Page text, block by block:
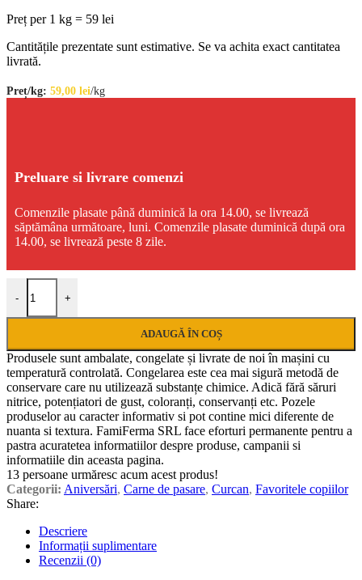
Preț per 1 kg = 59 lei
Cantitățile prezentate sunt estimative. Se va achita exact cantitatea
livrată.
Preț/kg: 59,00 lei/kg
Preluare si livrare comenzi
Comenzile plasate până duminică la ora 14.00, se livrează
săptămâna următoare, luni. Comenzile plasate duminică după ora
14.00, se livrează peste 8 zile.
-
Cantitate Pachet ciorbă curcan
+
ADAUGĂ ÎN COȘ
Produsele sunt ambalate, congelate și livrate de noi în mașini cu
temperatură controlată. Congelarea este cea mai sigură metodă de
conservare care nu utilizează substanțe chimice. Adică fără săruri
nitrice, potențiatori de gust, coloranți, conservanți etc. Pozele
produselor au caracter informativ si pot contine mici diferente de
nuanta si textura. FamiFerma SRL face eforturi permanente pentru a
pastra acuratetea informatiilor despre produse, campanii si
informatiile din aceasta pagina.
13 persoane urmăresc acum acest produs!
Categorii: Aniversări, Carne de pasare, Curcan, Favoritele copiilor
Share:
Descriere
Informații suplimentare
Recenzii (0)